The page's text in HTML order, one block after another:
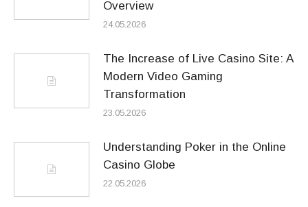
Overview
24.05.2026
The Increase of Live Casino Site: A
Modern Video Gaming
Transformation
23.05.2026
Understanding Poker in the Online
Casino Globe
22.05.2026